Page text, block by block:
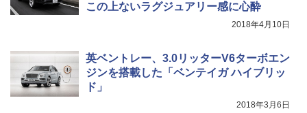
この上ないラグジュアリー感に心酔
2018年4月10日
英ベントレー、3.0リッターV6ターボエン
ジンを搭載した「ベンテイガ ハイブリッ
ド」
2018年3月6日